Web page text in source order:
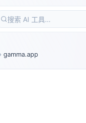
gamma.app